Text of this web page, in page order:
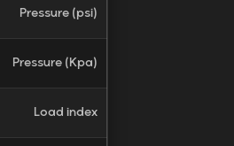
Pressure (psi)
Pressure (Kpa)
Load index